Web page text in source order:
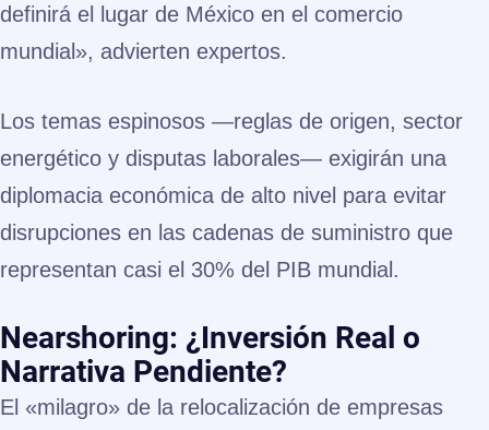
definirá el lugar de México en el comercio
mundial», advierten expertos.
Los temas espinosos —reglas de origen, sector
energético y disputas laborales— exigirán una
diplomacia económica de alto nivel para evitar
disrupciones en las cadenas de suministro que
representan casi el 30% del PIB mundial.
Nearshoring: ¿Inversión Real o
Narrativa Pendiente?
El «milagro» de la relocalización de empresas